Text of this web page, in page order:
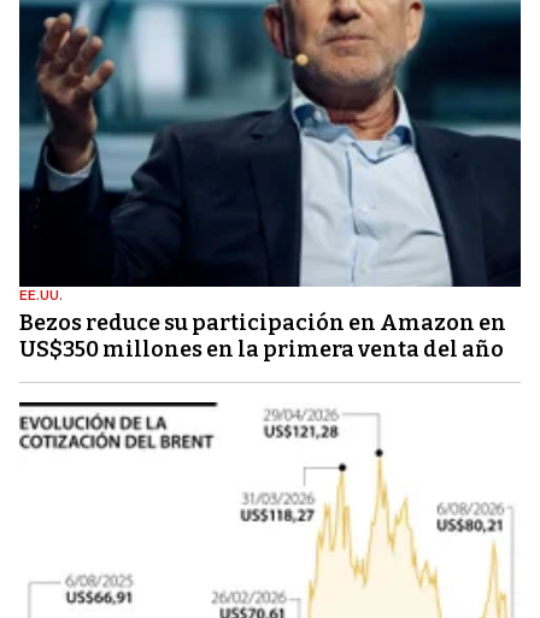
EE.UU.
Bezos reduce su participación en Amazon en
US$350 millones en la primera venta del año